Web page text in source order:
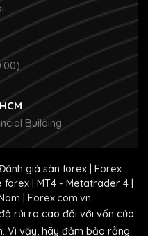
Building
giá sàn forex| Forex
forex| MT4 - Metatrader 4|
Forex.com.vn
rủi ro cao đối với vốn của
Vì vậy, hãy đảm bảo rằng